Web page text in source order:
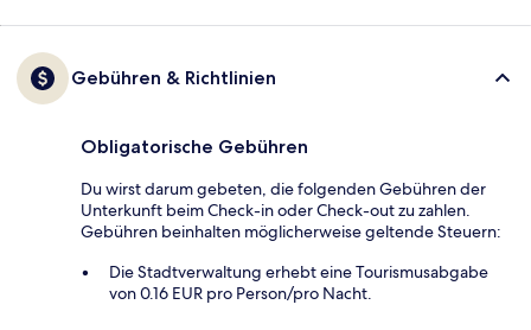
Gebühren & Richtlinien
Obligatorische Gebühren
Du wirst darum gebeten, die folgenden Gebühren der
Unterkunft beim Check-in oder Check-out zu zahlen.
Gebühren beinhalten möglicherweise geltende Steuern:
Die Stadtverwaltung erhebt eine Tourismusabgabe
von 0.16 EUR pro Person/pro Nacht.